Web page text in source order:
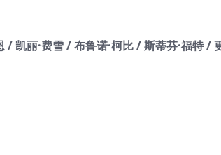
/ 凯丽·费雪 / 布鲁诺·柯比 / 斯蒂芬·福特 /